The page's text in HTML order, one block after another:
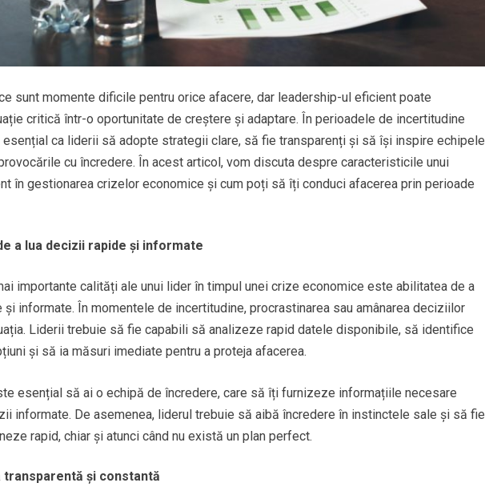
sunt momente dificile pentru orice afacere, dar leadership-ul eficient poate
critică într-o oportunitate de creștere și adaptare. În perioadele de incertitudine
ca liderii să adopte strategii clare, să fie transparenți și să își inspire echipele
cu încredere. În acest articol, vom discuta despre caracteristicile unui
în gestionarea crizelor economice și cum poți să îți conduci afacerea prin perioade
a lua decizii rapide și informate
importante calități ale unui lider în timpul unei crize economice este abilitatea de a
și informate. În momentele de incertitudine, procrastinarea sau amânarea deciziilor
Liderii trebuie să fie capabili să analizeze rapid datele disponibile, să identifice
și să ia măsuri imediate pentru a proteja afacerea.
esențial să ai o echipă de încredere, care să îți furnizeze informațiile necesare
informate. De asemenea, liderul trebuie să aibă încredere în instinctele sale și să fie
rapid, chiar și atunci când nu există un plan perfect.
transparentă și constantă